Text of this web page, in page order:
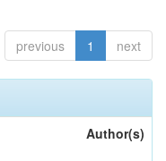
previous 1 next
Author(s)